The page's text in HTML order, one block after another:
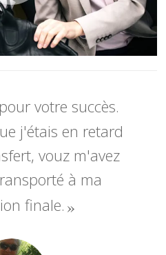
votre succès.
j'étais en retard
vouz m'avez
à ma
finale.